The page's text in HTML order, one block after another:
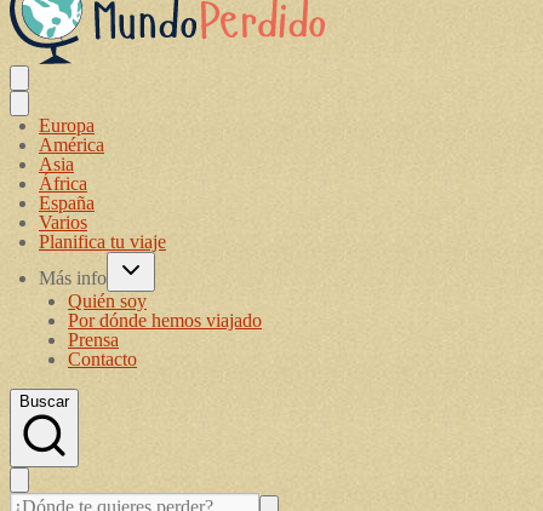
Europa
América
Asia
África
España
Varios
Planifica tu viaje
Más info
Quién soy
Por dónde hemos viajado
Prensa
Contacto
Buscar